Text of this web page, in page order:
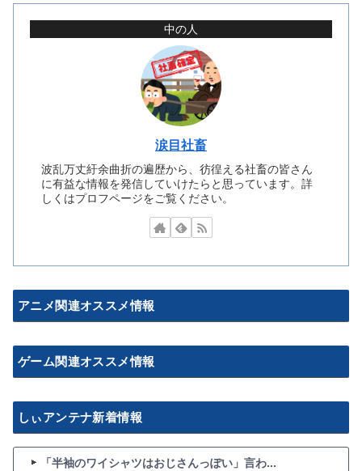
中の人
涙目社畜
波乱万丈紆余曲折の遍歴から、彷徨える社畜の皆さん
に有益な情報を発信していけたらと思っています。詳
しくはプロフページをご覧ください。
アニメ関連オススメ情報
ゲーム関連オススメ情報
しぃアンテナ新着情報
「半袖のワイシャツはおじさんっぽい」言わ...